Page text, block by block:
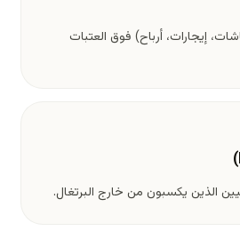
إيجارات، أرباح) فوق العتبات
الذين يكسبون من خارج البرتغال.